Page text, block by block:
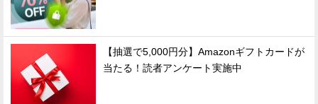
【抽選で5,000円分】Amazonギフトカードが
当たる！読者アンケート実施中